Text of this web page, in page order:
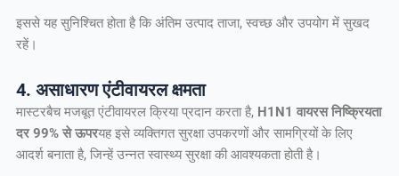
इससे यह सुनिश्चित होता है कि अंतिम उत्पाद ताजा, स्वच्छ और उपयोग में सुखद
रहें।
4. असाधारण एंटीवायरल क्षमता
मास्टरबैच मजबूत एंटीवायरल क्रिया प्रदान करता है, H1N1 वायरस निष्क्रियता
दर 99% से ऊपरयह इसे व्यक्तिगत सुरक्षा उपकरणों और सामग्रियों के लिए
आदर्श बनाता है, जिन्हें उन्नत स्वास्थ्य सुरक्षा की आवश्यकता होती है।